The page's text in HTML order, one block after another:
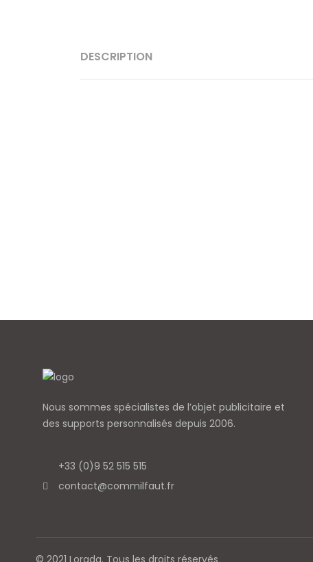
DESCRIPTION
Nous sommes spécialistes de l’objet publicitaire et
des supports personnalisés depuis 2006.
+33 (0)9 52 515 515
contact@commilfaut.fr